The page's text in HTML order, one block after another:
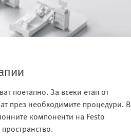
поетапно. За всеки етап от
през необходимите процедури. В
компоненти на Festo